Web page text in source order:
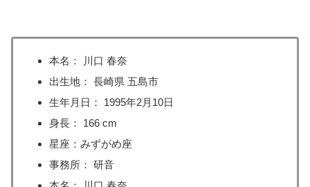
本名： 川口 春奈
出生地： 長崎県 五島市
生年月日： 1995年2月10日
身長： 166 cm
星座：みずがめ座
事務所： 研音